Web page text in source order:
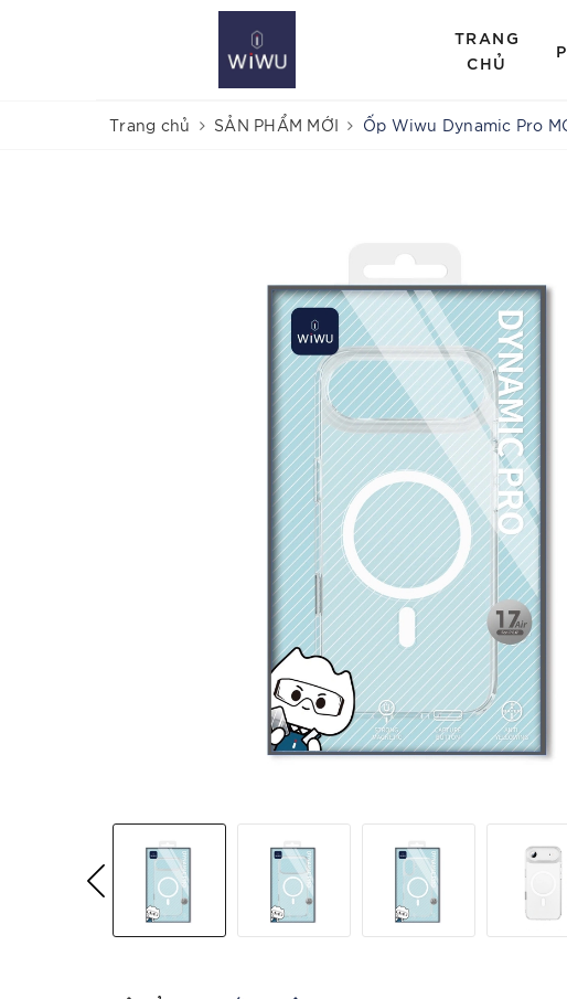
TRANG
CHỦ
Trang chủ SẢN PHẨM MỚI Ốp Wiwu Dynamic Pro